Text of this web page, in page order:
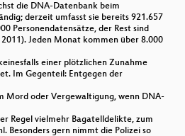
die DNA-Datenbank beim
derzeit umfasst sie bereits 921.657
Personendatensätze, der Rest sind
Jeden Monat kommen über 8.000
einer plötzlichen Zunahme
Im Gegenteil: Entgegen der
Mord oder Vergewaltigung, wenn DNA-
Regel vielmehr Bagatelldelikte, zum
Besonders gern nimmt die Polizei so